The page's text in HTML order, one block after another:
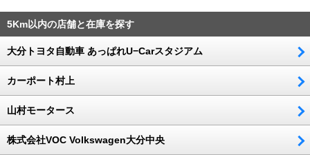
5Km以内の店舗と在庫を探す
大分トヨタ自動車 あっぱれU−Carスタジアム
カーポート村上
山村モータース
株式会社VOC Volkswagen大分中央